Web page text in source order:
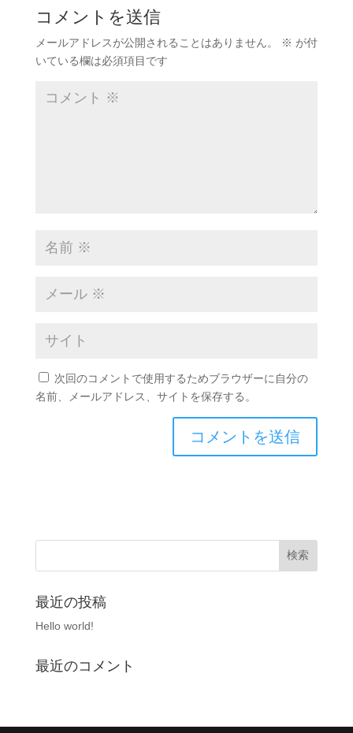
コメントを送信
メールアドレスが公開されることはありません。 ※ が付
いている欄は必須項目です
次回のコメントで使用するためブラウザーに自分の
名前、メールアドレス、サイトを保存する。
最近の投稿
Hello world!
最近のコメント